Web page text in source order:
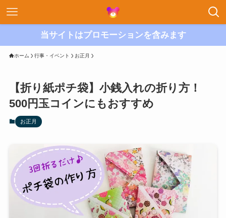
当サイトはプロモーションを含みます
ホーム 行事・イベント お正月
【折り紙ポチ袋】小銭入れの折り方！
500円玉コインにもおすすめ
お正月